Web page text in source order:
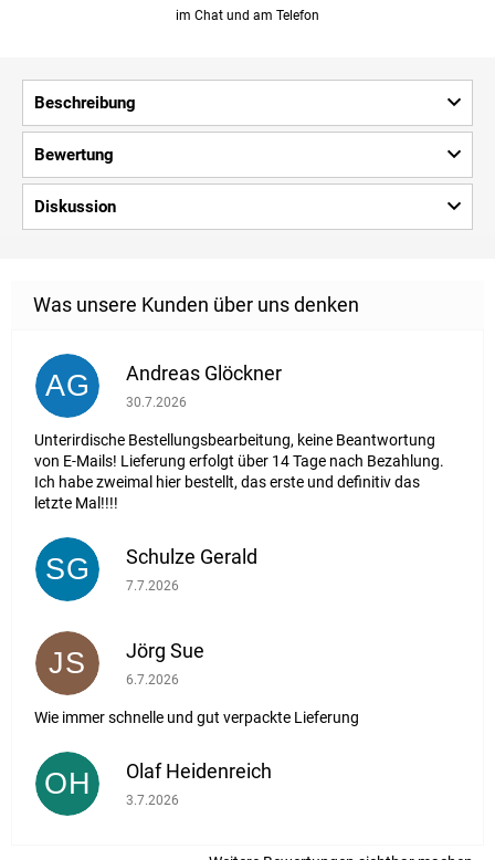
im Chat und am Telefon
Beschreibung
Bewertung
Diskussion
AG Andreas Glöckner
Die Shop-Bewertung beträgt 1 von 5 Sternen.
30.7.2026
Unterirdische Bestellungsbearbeitung, keine Beantwortung
von E-Mails! Lieferung erfolgt über 14 Tage nach Bezahlung.
Ich habe zweimal hier bestellt, das erste und definitiv das
letzte Mal!!!!
SG Schulze Gerald
Die Shop-Bewertung beträgt 5 von 5 Sternen.
7.7.2026
JS Jörg Sue
Die Shop-Bewertung beträgt 5 von 5 Sternen.
6.7.2026
Wie immer schnelle und gut verpackte Lieferung
OH Olaf Heidenreich
Die Shop-Bewertung beträgt 5 von 5 Sternen.
3.7.2026